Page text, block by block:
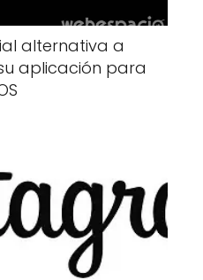
alternativa a
aplicación para